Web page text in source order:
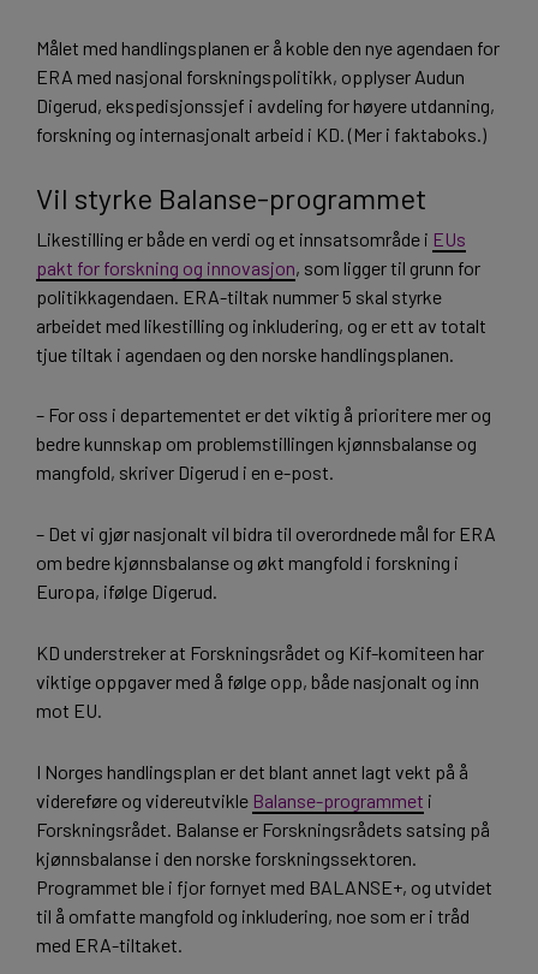
Målet med handlingsplanen er å koble den nye agendaen for
ERA med nasjonal forskningspolitikk, opplyser Audun
Digerud, ekspedisjonssjef i avdeling for høyere utdanning,
forskning og internasjonalt arbeid i KD. (Mer i faktaboks.)
Vil styrke Balanse-programmet
Likestilling er både en verdi og et innsatsområde i EUs
pakt for forskning og innovasjon, som ligger til grunn for
politikkagendaen. ERA-tiltak nummer 5 skal styrke
arbeidet med likestilling og inkludering, og er ett av totalt
tjue tiltak i agendaen og den norske handlingsplanen.
– For oss i departementet er det viktig å prioritere mer og
bedre kunnskap om problemstillingen kjønnsbalanse og
mangfold, skriver Digerud i en e-post.
– Det vi gjør nasjonalt vil bidra til overordnede mål for ERA
om bedre kjønnsbalanse og økt mangfold i forskning i
Europa, ifølge Digerud.
KD understreker at Forskningsrådet og Kif-komiteen har
viktige oppgaver med å følge opp, både nasjonalt og inn
mot EU.
I Norges handlingsplan er det blant annet lagt vekt på å
videreføre og videreutvikle Balanse-programmet i
Forskningsrådet. Balanse er Forskningsrådets satsing på
kjønnsbalanse i den norske forskningssektoren.
Programmet ble i fjor fornyet med BALANSE+, og utvidet
til å omfatte mangfold og inkludering, noe som er i tråd
med ERA-tiltaket.